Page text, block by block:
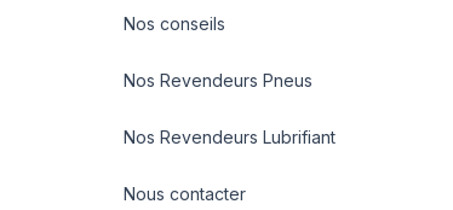
Nos conseils
Nos Revendeurs Pneus
Nos Revendeurs Lubrifiant
Nous contacter